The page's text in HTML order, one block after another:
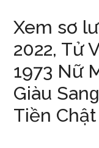
Xem ѕơ
2022, Tử
1973 Nữ
Giàu
Tiền